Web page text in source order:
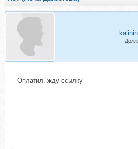
Оплатил. жду ссылку